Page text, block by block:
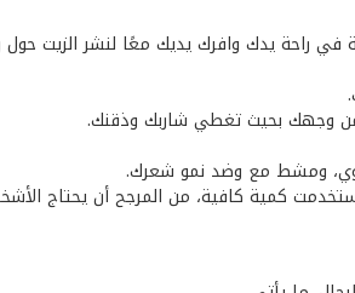
راحة يدك وافرك يديك معًا لنشر الزيت حول
من وجهك بحيث تغطي شاربك وذقنك.
ومشط مع وضد نمو شعرك.
كمية كافية، من المرجح أن يحتاج